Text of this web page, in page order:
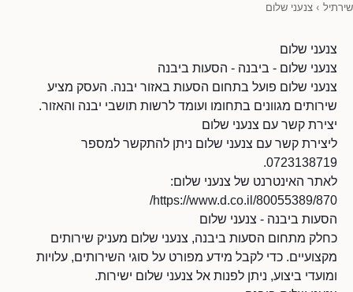
שירתיל › צנעני שלום
צנעני שלום
צנעני שלום - ביבנה - הסעות ביבנה
צנעני שלום פועל בתחום הסעות באזור יבנה. העסק מציע
שירותים מגוונים בתחומו ועומד לרשות תושבי יבנה והאזור.
יצירת קשר עם צנעני שלום
ליצירת קשר עם צנעני שלום ניתן להתקשר למספר
0723138719.
לאתר האינטרנט של צנעני שלום:
https://www.d.co.il/80055389/870/
הסעות ביבנה - צנעני שלום
כחלק מתחום הסעות ביבנה, צנעני שלום מעניק שירותים
מקצועיים. כדי לקבל מידע מפורט על סוגי השירותים, עלויות
ומועדי ביצוע, ניתן לפנות אל צנעני שלום ישירות.